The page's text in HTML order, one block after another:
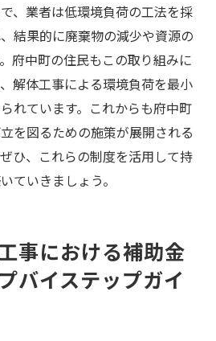
、業者は低環境負荷の工法を採
結果的に廃棄物の減少や資源の
府中町の住民もこの取り組みに
解体工事による環境負荷を最小
れています。これからも府中町
を図るための施策が展開される
ひ、これらの制度を活用して持
ていきましょう。
事における補助金
バイステップガイ